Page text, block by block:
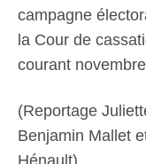
campagne
la Cour de
courant
(Reportage
Benjamin Mallet
Hénault)